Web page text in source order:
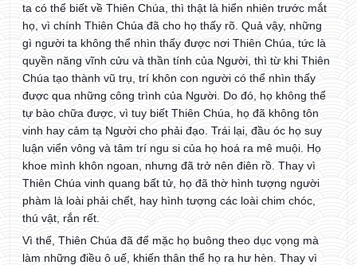
ta có thể biết về Thiên Chúa, thì thật là hiển nhiên trước mắt
họ, vì chính Thiên Chúa đã cho họ thấy rõ. Quả vậy, những
gì người ta không thể nhìn thấy được nơi Thiên Chúa, tức là
quyền năng vĩnh cửu và thần tính của Người, thì từ khi Thiên
Chúa tạo thành vũ trụ, trí khôn con người có thể nhìn thấy
được qua những công trình của Người. Do đó, họ không thể
tự bào chữa được, vì tuy biết Thiên Chúa, họ đã không tôn
vinh hay cảm tạ Người cho phải đạo. Trái lại, đầu óc họ suy
luận viển vông và tâm trí ngu si của họ hoá ra mê muội. Họ
khoe mình khôn ngoan, nhưng đã trở nên điên rồ. Thay vì
Thiên Chúa vinh quang bất tử, họ đã thờ hình tượng người
phàm là loài phải chết, hay hình tượng các loài chim chóc,
thú vật, rắn rết.
Vì thế, Thiên Chúa đã để mặc họ buông theo dục vọng mà
làm những điều ô uế, khiến thân thể họ ra hư hèn. Thay vì